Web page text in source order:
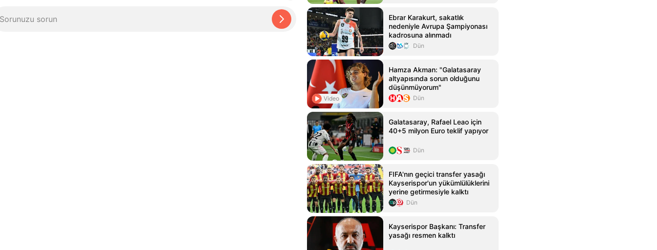
Ebrar Karakurt, sakatlık
nedeniyle Avrupa Şampiyonası
kadrosuna alınmadı
Dün
Video
Hamza Akman: "Galatasaray
altyapısında sorun olduğunu
düşünmüyorum"
Dün
Galatasaray, Rafael Leao için
40+5 milyon Euro teklif yapıyor
Dün
FIFA'nın geçici transfer yasağı
Kayserispor'un yükümlülüklerini
yerine getirmesiyle kalktı
Dün
Kayserispor Başkanı: Transfer
yasağı resmen kalktı